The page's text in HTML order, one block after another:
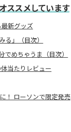
ススメしています
最新グッズ
る」（目次）
めちゃうま（目次）
当たりレビュー
！ ローソンで限定発売